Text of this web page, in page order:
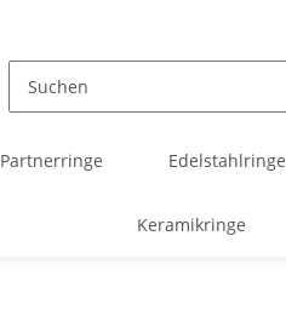
Partnerringe Edelstahlringe
Keramikringe